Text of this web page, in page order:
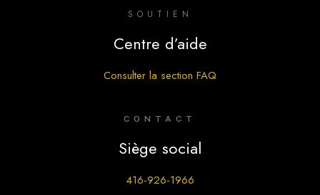
SOUTIEN
Centre d’aide
Consulter la section FAQ
CONTACT
Siège social
416-926-1966